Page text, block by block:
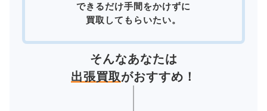
できるだけ手間をかけずに
買取してもらいたい。
そんなあなたは
出張買取がおすすめ！